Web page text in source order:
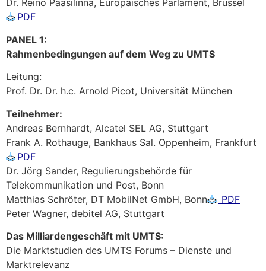
Dr. Reino Paasilinna, Europäisches Parlament, Brüssel
PDF
PANEL 1:
Rahmenbedingungen auf dem Weg zu UMTS
Leitung:
Prof. Dr. Dr. h.c. Arnold Picot, Universität München
Teilnehmer:
Andreas Bernhardt, Alcatel SEL AG, Stuttgart
Frank A. Rothauge, Bankhaus Sal. Oppenheim, Frankfurt
PDF
Dr. Jörg Sander, Regulierungsbehörde für
Telekommunikation und Post, Bonn
Matthias Schröter, DT MobilNet GmbH, Bonn
PDF
Peter Wagner, debitel AG, Stuttgart
Das Milliardengeschäft mit UMTS:
Die Marktstudien des UMTS Forums – Dienste und
Marktrelevanz